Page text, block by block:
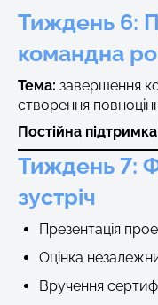
Тиждень 6:
командна
Тема: завершення
створення
Постійна
Тиждень 7:
зустріч
Презентація
Оцінка
Вручення